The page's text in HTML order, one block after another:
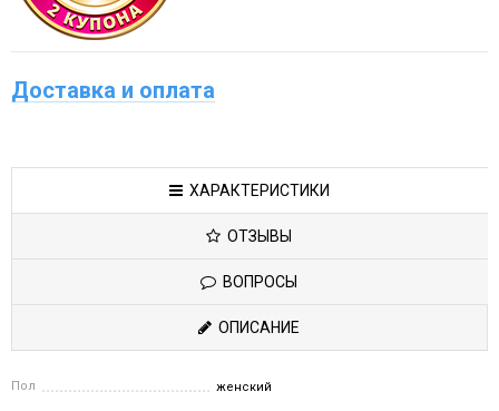
Доставка и оплата
ХАРАКТЕРИСТИКИ
ОТЗЫВЫ
ВОПРОСЫ
ОПИСАНИЕ
Пол женский